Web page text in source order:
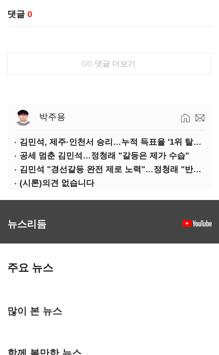
댓글 0
0/0 댓글 더보기
박주용
김민석, 제주·인천서 승리…누적 득표율 '1위 탈환'(종합)
공세 멈춘 김민석…정청래 "갈등은 제가 수습"
김민석 "경선갈등 완전 제로 노력"…정청래 "반명 공세 사과부터"
(시론)의견 없습니다
뉴스리듬
주요 뉴스
많이 본 뉴스